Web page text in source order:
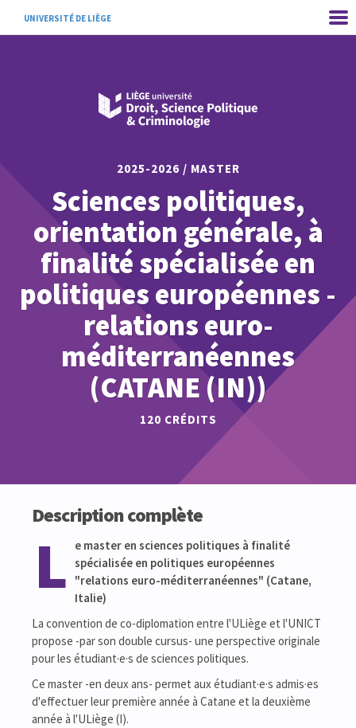
UNIVERSITÉ DE LIÈGE
2025-2026 / MASTER
Sciences politiques,
orientation générale, à
finalité spécialisée en
politiques européennes -
relations euro-
méditerranéennes
(CATANE (IN))
120 CRÉDITS
Description complète
L
e master en sciences politiques à finalité
spécialisée en politiques européennes
"relations euro-méditerranéennes" (Catane,
Italie)
La convention de co-diplomation entre l'ULiège et l'UNICT
propose -par son double cursus- une perspective originale
pour les étudiant·e·s de sciences politiques.
Ce master -en deux ans- permet aux étudiant·e·s admis·es
d'effectuer leur première année à Catane et la deuxième
année à l'ULiège (I).